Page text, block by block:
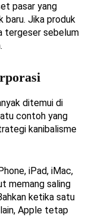
pasar yang
baru. Jika produk
tergeser sebelum
ditemui di
contoh yang
kanibalisme
iPad, iMac,
memang saling
ketika satu
Apple tetap